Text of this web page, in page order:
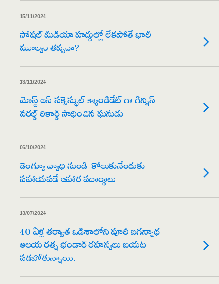
15/11/2024
సోషల్ మీడియా హద్దుల్లో లేకపోతే భారీ
మూల్యం తప్పదా?
13/11/2024
మోస్ట్ అన్ సక్సెస్ఫుల్ క్యాండిడేట్ గా గిన్నిస్
వరల్డ్ రికార్డ్ సాధించిన ఘనుడు
06/10/2024
డెంగ్యూ వ్యాధి నుండి కోలుకునేందుకు
సహాయపడే ఆహార పదార్థాలు
13/07/2024
40 ఏళ్ల తర్వాత ఒడిశాలోని పూరీ జగన్నాథ
ఆలయ రత్న భండార్ రహస్యలు బయట
పడబోతున్నాయి.